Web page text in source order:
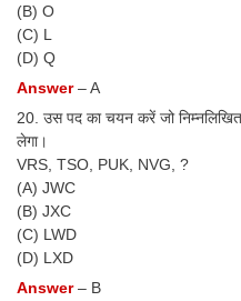
(B) O
(C) L
(D) Q
Answer– A
20. उस पद का चयन करें जो
लेगा।
VRS, TSO, PUK, NVG, ?
(A) JWC
(B) JXC
(C) LWD
(D) LXD
Answer– B